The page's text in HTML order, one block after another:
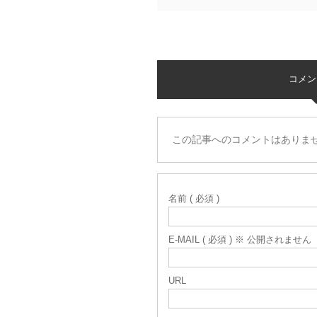
コメ
この記事へのコメントはありま
名前 ( 必須 )
E-MAIL ( 必須 ) ※ 公開されません
URL